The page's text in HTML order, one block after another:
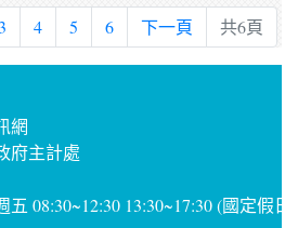
4 5 6 下一頁 共6頁
網
府主計處
08:30~12:30 13:30~17:30 (國定假日